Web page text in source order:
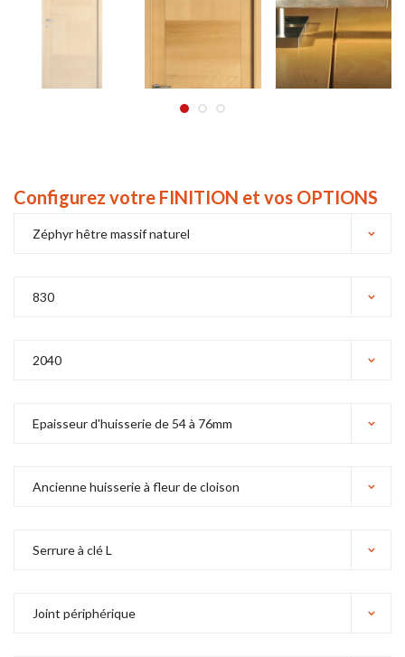
Configurez votre FINITION et vos OPTIONS